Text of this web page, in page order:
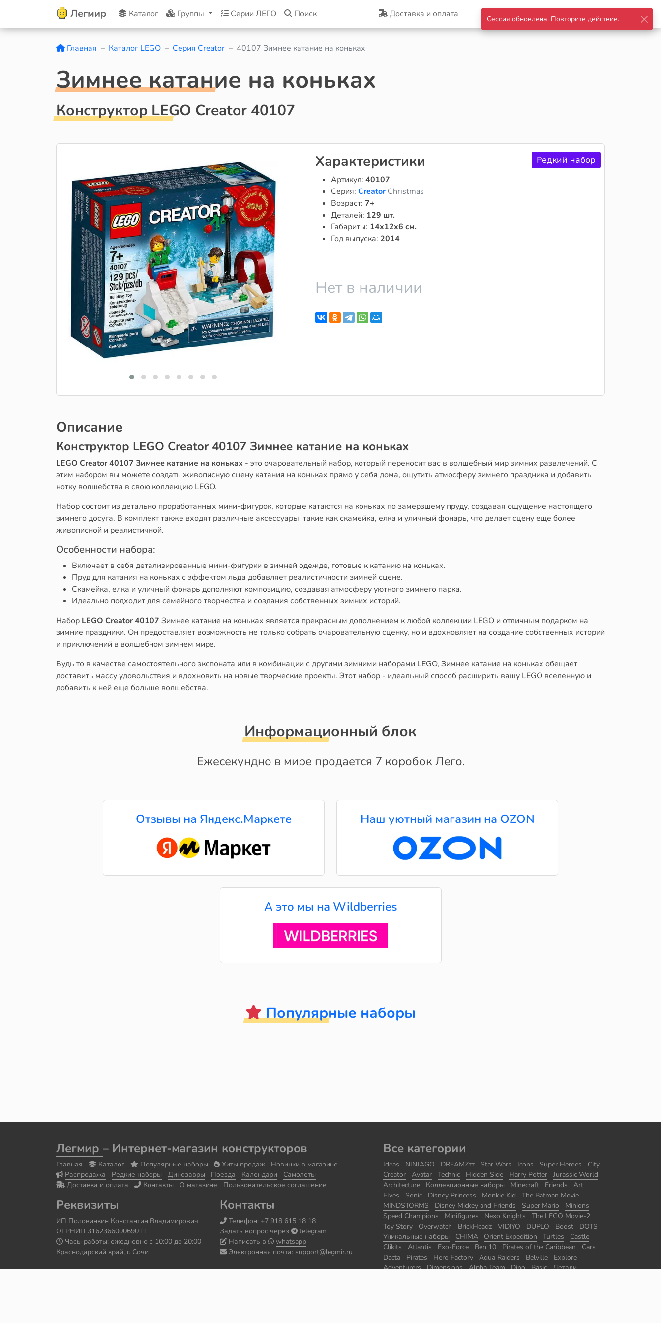
Легмир Каталог Группы Серии ЛЕГО Поиск Доставка и оплата Корзина Войти
Главная Каталог LEGO Серия Creator 40107 Зимнее катание на коньках
Зимнее катание на коньках
Конструктор LEGO Creator 40107
Редкий набор
Характеристики
Артикул: 40107
Серия: CreatorChristmas
Возраст: 7+
Деталей: 129 шт.
Габариты: 14x12x6 см.
Год выпуска: 2014
Нет в наличии
Описание
Конструктор LEGO Creator 40107 Зимнее катание на коньках
LEGO Creator 40107 Зимнее катание на коньках - это очаровательный набор, который переносит вас в волшебный мир зимних развлечений. С
этим набором вы можете создать живописную сцену катания на коньках прямо у себя дома, ощутить атмосферу зимнего праздника и добавить
нотку волшебства в свою коллекцию LEGO.
Набор состоит из детально проработанных мини-фигурок, которые катаются на коньках по замерзшему пруду, создавая ощущение настоящего
зимнего досуга. В комплект также входят различные аксессуары, такие как скамейка, елка и уличный фонарь, что делает сцену еще более
живописной и реалистичной.
Особенности набора:
Включает в себя детализированные мини-фигурки в зимней одежде, готовые к катанию на коньках.
Пруд для катания на коньках с эффектом льда добавляет реалистичности зимней сцене.
Скамейка, елка и уличный фонарь дополняют композицию, создавая атмосферу уютного зимнего парка.
Идеально подходит для семейного творчества и создания собственных зимних историй.
Набор LEGO Creator 40107 Зимнее катание на коньках является прекрасным дополнением к любой коллекции LEGO и отличным подарком на
зимние праздники. Он предоставляет возможность не только собрать очаровательную сценку, но и вдохновляет на создание собственных историй
и приключений в волшебном зимнем мире.
Будь то в качестве самостоятельного экспоната или в комбинации с другими зимними наборами LEGO, Зимнее катание на коньках обещает
доставить массу удовольствия и вдохновить на новые творческие проекты. Этот набор - идеальный способ расширить вашу LEGO вселенную и
добавить к ней еще больше волшебства.
Информационный блок
Ежесекундно в мире продается 7 коробок Лего.
Отзывы на Яндекс.Маркете Наш уютный магазин на OZON
А это мы на Wildberries
Популярные наборы
Легмир – Интернет-магазин конструкторов
Главная Каталог Популярные наборы Хиты продаж
Новинки в магазине
Распродажа
Редкие наборы Динозавры Поезда Календари
Самолеты
Доставка и оплата
Контакты О магазине Пользовательское соглашение
Реквизиты
ИП Половинкин Константин Владимирович
ОГРНИП 316236600069011
Часы работы: ежедневно с 10:00 до 20:00
Краснодарский край, г. Сочи
Контакты
Телефон: +7 918 615 18 18
Задать вопрос через
telegram
Написать в
whatsapp
Электронная почта: support@legmir.ru
Все категории
Ideas NINJAGO DREAMZzz Star Wars Icons Super Heroes
City
Creator
Avatar Technic Hidden Side Harry Potter
Jurassic World
Architecture
Коллекционные наборы Minecraft Friends
Art
Elves
Sonic Disney Princess Monkie Kid
The Batman Movie
MINDSTORMS
Disney Mickey and Friends Super Mario
Minions
Speed Champions
Minifigures Nexo Knights
The LEGO Movie-2
Toy Story
Overwatch BrickHeadz VIDIYO DUPLO Boost
DOTS
Уникальные наборы
CHIMA Orient Expedition Turtles
Castle
Clikits
Atlantis Exo-Force Ben 10 Pirates of the Caribbean
Cars
Dacta
Pirates Hero Factory Aqua Raiders Belville
Explore
Adventurers
Dimensions Alpha Team Dino Basic
Детали